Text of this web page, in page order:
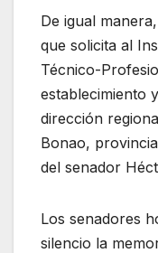
De igual
que solicita al
Técnico-
establecimiento
dirección
Bonao,
del senador
Los senadores
silencio la